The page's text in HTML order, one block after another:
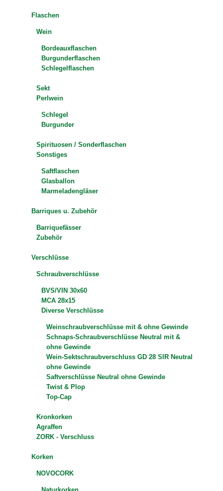
Flaschen
Wein
Bordeauxflaschen
Burgunderflaschen
Schlegelflaschen
Sekt
Perlwein
Schlegel
Burgunder
Spirituosen / Sonderflaschen
Sonstiges
Saftflaschen
Glasballon
Marmeladengläser
Barriques u. Zubehör
Barriquefässer
Zubehör
Verschlüsse
Schraubverschlüsse
BVS/VIN 30x60
MCA 28x15
Diverse Verschlüsse
Weinschraubverschlüsse mit & ohne Gewinde
Schnaps-Schraubverschlüsse Neutral mit &
ohne Gewinde
Wein-Sektschraubverschluss GD 28 SIR Neutral
ohne Gewinde
Saftverschlüsse Neutral ohne Gewinde
Twist & Plop
Top-Cap
Kronkorken
Agraffen
ZORK - Verschluss
Korken
NOVOCORK